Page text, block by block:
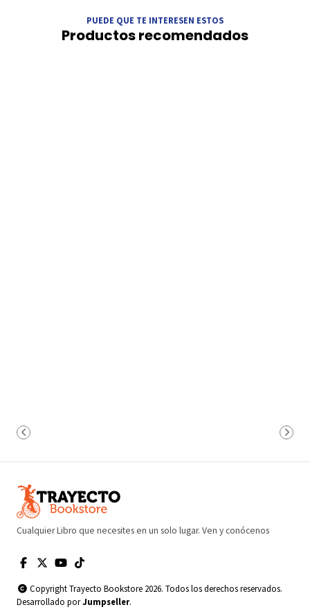
PUEDE QUE TE INTERESEN ESTOS
Productos recomendados
Cualquier Libro que necesites en un solo lugar. Ven y conócenos
Copyright Trayecto Bookstore 2026. Todos los derechos reservados.
Desarrollado porJumpseller.